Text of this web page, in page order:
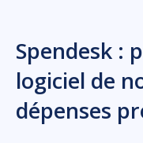
Spendesk :
logiciel de
dépenses